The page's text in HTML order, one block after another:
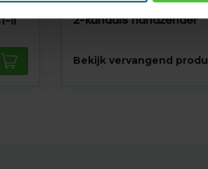
II
Centronic EasyControl
2-kanaals handzender
Bekijk vervangend